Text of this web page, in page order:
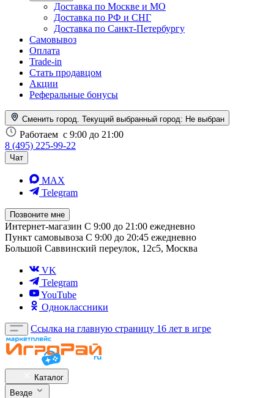
Доставка по Москве и МО
Доставка по РФ и СНГ
Доставка по Санкт-Петербургу
Самовывоз
Оплата
Trade-in
Стать продавцом
Акции
Реферальные бонусы
Сменить город. Текущий выбранный город: Не выбран
Работаем с 9:00 до 21:00
8 (495) 225-99-22
Чат
MAX
Telegram
Позвоните мне
Интернет-магазин С 9:00 до 21:00 ежедневно
Пункт самовывоза С 9:00 до 20:45 ежедневно
Большой Саввинский переулок, 12с5, Москва
VK
Telegram
YouTube
Одноклассники
Ссылка на главную страницу 16 лет в игре
Каталог
Везде